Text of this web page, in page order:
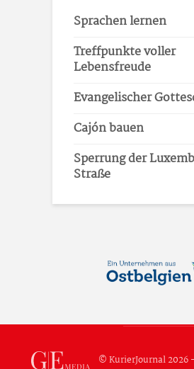
Sprachen lernen
Treffpunkte voller
Lebensfreude
Evangelischer
Cajón bauen
Sperrung der
Straße
© KurierJournal 2026